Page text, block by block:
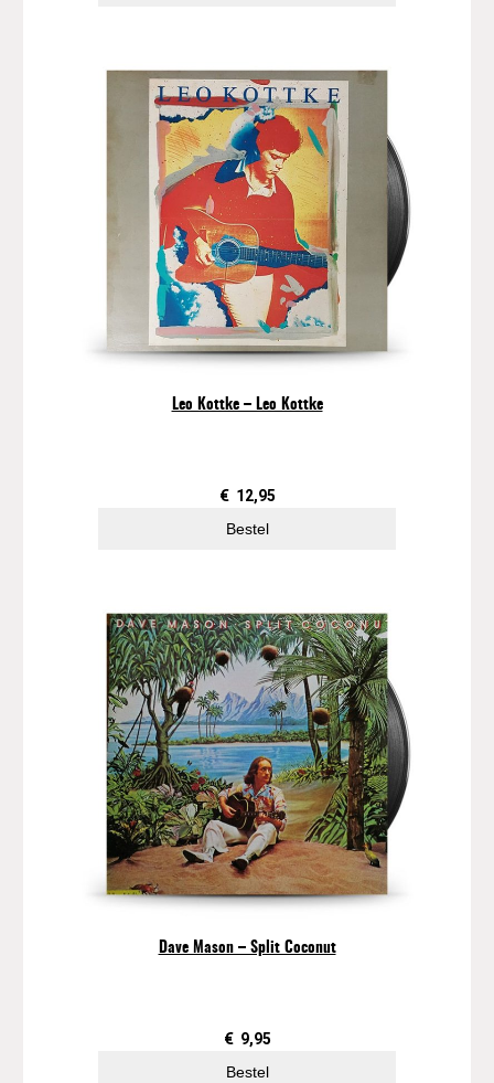
Leo Kottke – Leo Kottke
€ 12,95
Bestel
Dave Mason – Split Coconut
€ 9,95
Bestel